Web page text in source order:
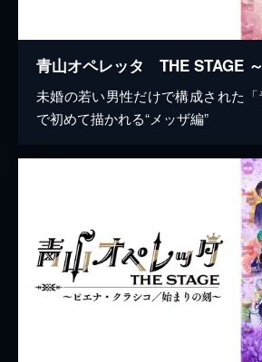
未婚の若い男性だけで構成された「
で初めて描かれる“メッザ編”